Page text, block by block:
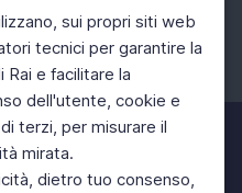
sui propri siti web
tecnici per garantire la
e facilitare la
dell'utente, cookie e
terzi, per misurare il
mirata.
dietro tuo consenso,
Twitter